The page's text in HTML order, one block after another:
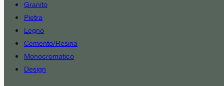
Granito
Pietra
Legno
Cemento/Resina
Monocromatico
Design